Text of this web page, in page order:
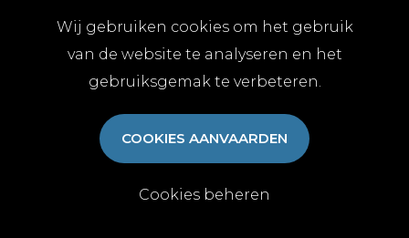
Wij gebruiken cookies om het gebruik
van de website te analyseren en het
gebruiksgemak te verbeteren.
COOKIES AANVAARDEN
Cookies beheren
Abonnementen
Algemene abonnementsvoorwaarden